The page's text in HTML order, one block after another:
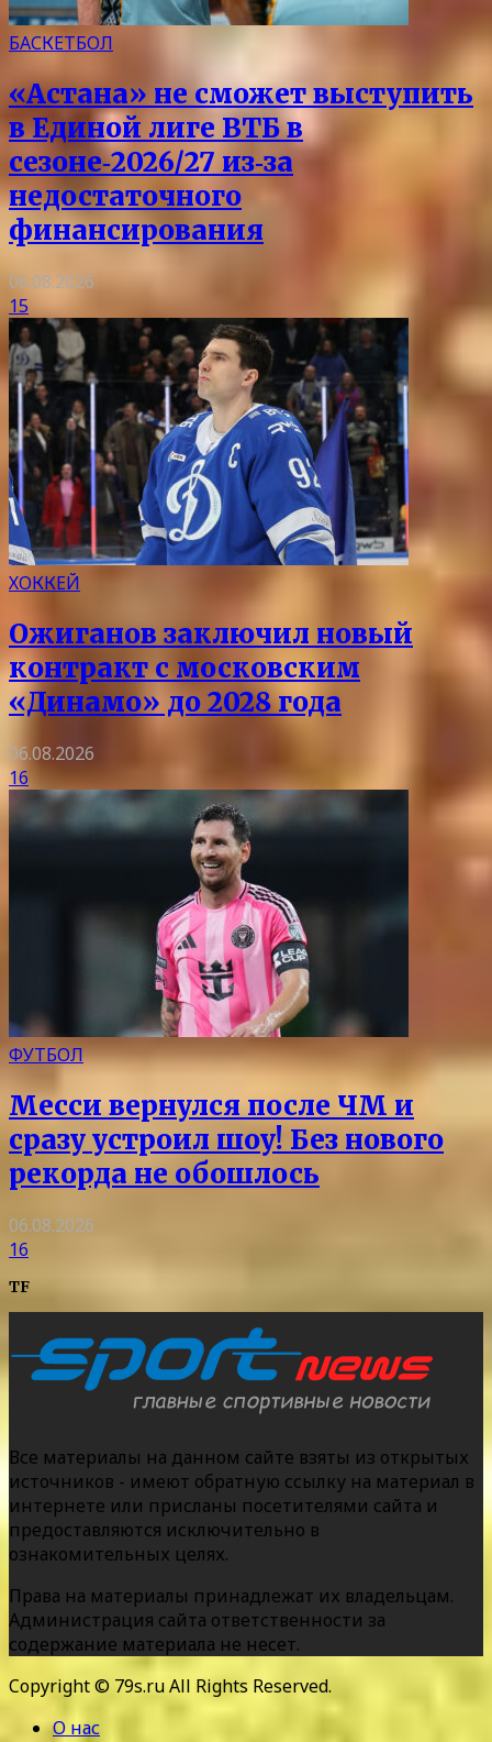
БАСКЕТБОЛ
«Астана» не сможет выступить
в Единой лиге ВТБ в
сезоне‑2026/27 из‑за
недостаточного
финансирования
06.08.2026
15
ХОККЕЙ
Ожиганов заключил новый
контракт с московским
«Динамо» до 2028 года
06.08.2026
16
ФУТБОЛ
Месси вернулся после ЧМ и
сразу устроил шоу! Без нового
рекорда не обошлось
06.08.2026
16
TF
Все материалы на данном сайте взяты из открытых
источников - имеют обратную ссылку на материал в
интернете или присланы посетителями сайта и
предоставляются исключительно в
ознакомительных целях.
Права на материалы принадлежат их владельцам.
Администрация сайта ответственности за
содержание материала не несет.
Copyright © 79s.ru All Rights Reserved.
О нас